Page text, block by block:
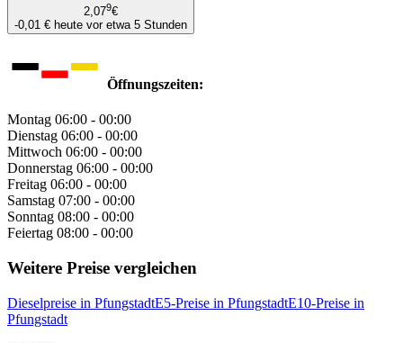
2,079€
-0,01 € heute vor etwa 5 Stunden
Öffnungszeiten:
Montag 06:00 - 00:00
Dienstag 06:00 - 00:00
Mittwoch 06:00 - 00:00
Donnerstag 06:00 - 00:00
Freitag 06:00 - 00:00
Samstag 07:00 - 00:00
Sonntag 08:00 - 00:00
Feiertag 08:00 - 00:00
Weitere Preise vergleichen
Dieselpreise in PfungstadtE5-Preise in PfungstadtE10-Preise in
Pfungstadt